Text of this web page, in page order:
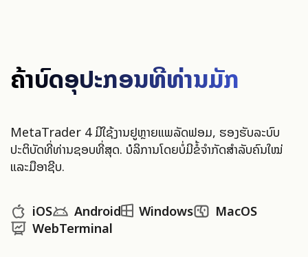
ຄ້າບົດອຸປະກອນທີ່ທ່ານມັກ
MetaTrader 4 ມີໃຊ້ງານຢູ່ຫຼາຍແພລັດຟອມ, ຮອງຮັບລະບົບ
ປະຕິບັດທີ່ທ່ານຊອບທີ່ສຸດ. ບໍລິການໂດຍບໍ່ມີຂໍ້ຈຳກັດສໍາລັບຄົນໃໝ່
ແລະມືອາຊີບ.
iOS Android Windows
MacOS
WebTerminal